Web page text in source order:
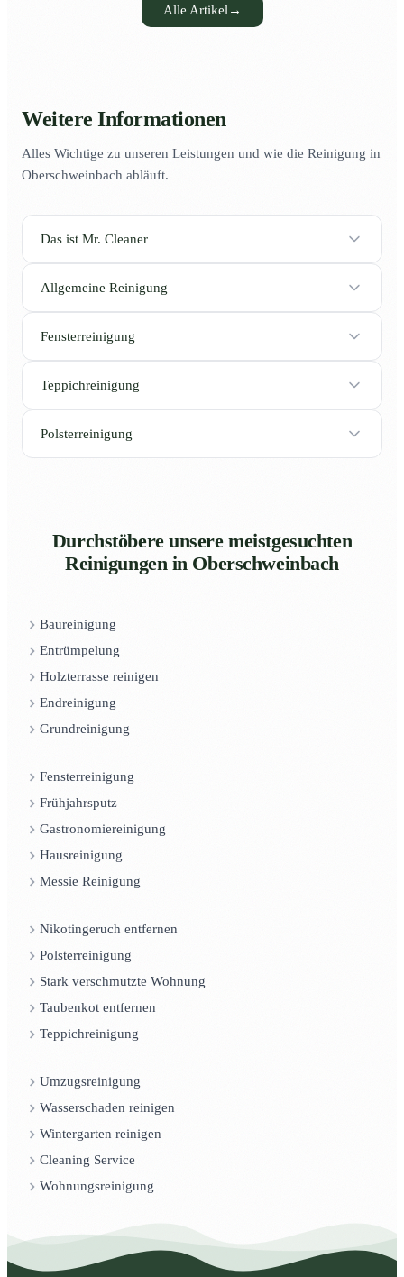
Alle Artikel →
Weitere Informationen
Alles Wichtige zu unseren Leistungen und wie die Reinigung in
Oberschweinbach abläuft.
Das ist Mr. Cleaner
Allgemeine Reinigung
Fensterreinigung
Teppichreinigung
Polsterreinigung
Durchstöbere unsere meistgesuchten
Reinigungen in Oberschweinbach
Baureinigung
Entrümpelung
Holzterrasse reinigen
Endreinigung
Grundreinigung
Fensterreinigung
Frühjahrsputz
Gastronomiereinigung
Hausreinigung
Messie Reinigung
Nikotingeruch entfernen
Polsterreinigung
Stark verschmutzte Wohnung
Taubenkot entfernen
Teppichreinigung
Umzugsreinigung
Wasserschaden reinigen
Wintergarten reinigen
Cleaning Service
Wohnungsreinigung